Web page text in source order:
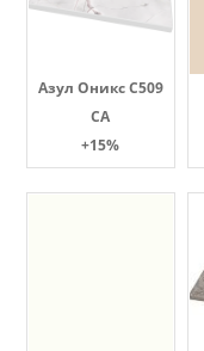
Азул Оникс С509
СА
+15%